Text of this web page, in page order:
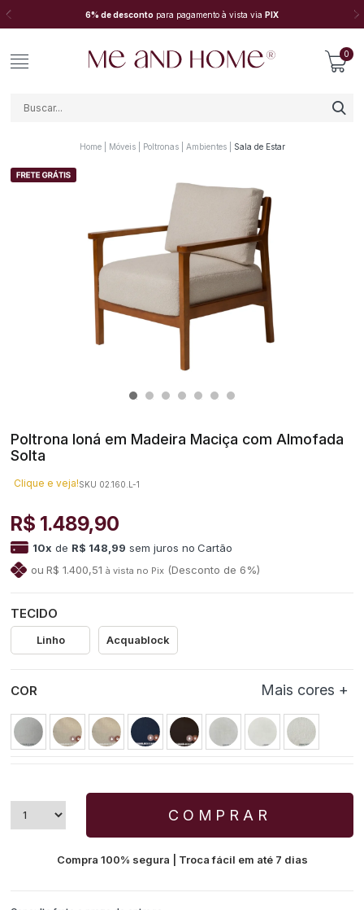
6% de desconto para pagamento à vista viaPIX
0
Home Móveis Poltronas Ambientes Sala de Estar
Poltrona Ioná em Madeira Maciça com Almofada
Solta
Clique e veja!SKU 02.160.L-1
R$ 1.489,90
10x de R$ 148,99 sem juros no
R$ 1.400,51
(Desconto de 6%)
TECIDO
Linho Acquablock
COR
COMPRAR
Compra 100% segura | Troca fácil em até 7 dias